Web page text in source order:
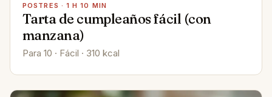
POSTRES · 1 H 10 MIN
Tarta de cumpleaños fácil (con
manzana)
Para 10 · Fácil · 310 kcal